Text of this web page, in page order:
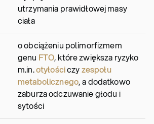
utrzymania prawidłowej masy
ciała
o obciążeniu polimorfizmem
genu FTO, które zwiększa ryzyko
m.in.otyłościczyzespołu
metabolicznego, a dodatkowo
zaburza odczuwanie głodu i
sytości